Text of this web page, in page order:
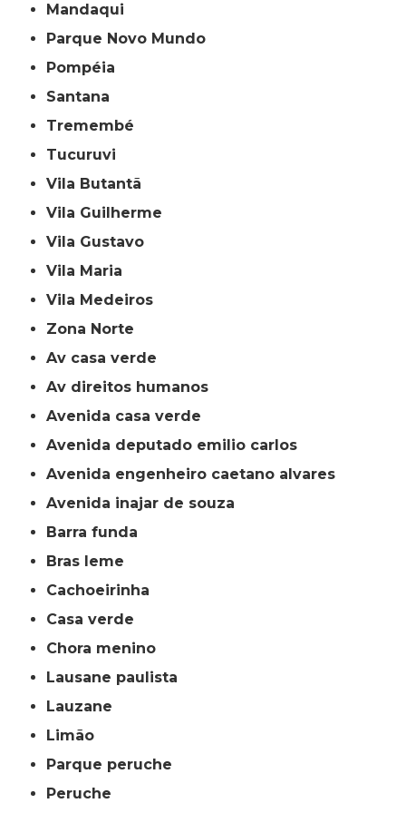
Mandaqui
Parque Novo Mundo
Pompéia
Santana
Tremembé
Tucuruvi
Vila Butantã
Vila Guilherme
Vila Gustavo
Vila Maria
Vila Medeiros
Zona Norte
av casa verde
av direitos humanos
avenida casa verde
avenida deputado emilio carlos
avenida engenheiro caetano alvares
avenida inajar de souza
barra funda
bras leme
cachoeirinha
casa verde
chora menino
lausane paulista
lauzane
limão
parque peruche
peruche